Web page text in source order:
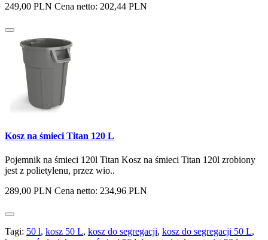
249,00 PLN Cena netto: 202,44 PLN
Kosz na śmieci Titan 120 L
Pojemnik na śmieci 120l Titan Kosz na śmieci Titan 120l zrobiony
jest z polietylenu, przez wio..
289,00 PLN Cena netto: 234,96 PLN
Tagi: 50 l, kosz 50 L, kosz do segregacji, kosz do segregacji 50 L,